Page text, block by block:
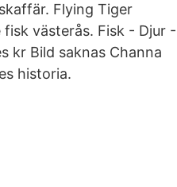
Flying Tiger
västerås. Fisk - Djur -
kr Bild saknas Channa
historia.